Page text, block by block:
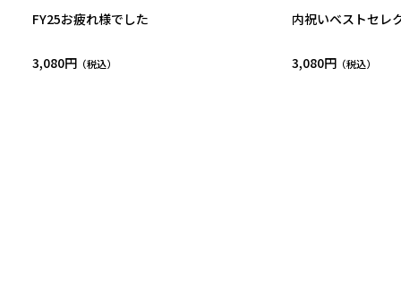
FY25お疲れ様でした
3,080円
内祝いベストセレ
3,080円